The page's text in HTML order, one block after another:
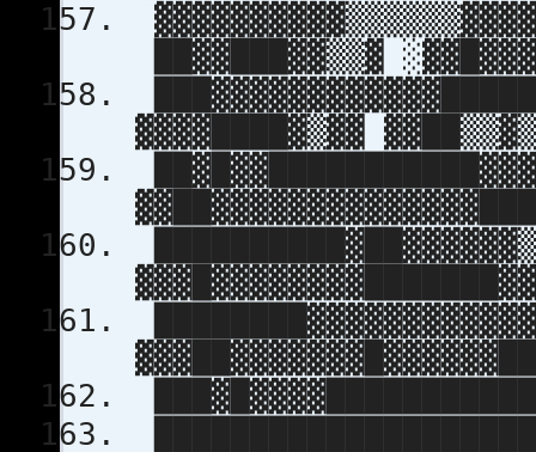
██▓▓███▓▓▒▒▓
▓▓▓▓████▓▒▓▓
▓▓██▓▓▓▓▓▓▓▓▓▓▓▓▓▓███
▓▓▓█▓▓▓▓▓▓▓▓███████▓▓
▓▓▓██▓▓▓▓▓▓▓█▓▓▓▓▓▓██